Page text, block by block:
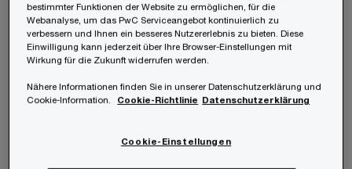
10 (Dividenden), Art 11 (Zinsen) sowie Art 13
können nunmehr Österreich als auch Belarus sind
entsprechende Einkünfte aufgrund nationaler
Bestimmungen besteuern, wodurch es zu
einer Doppelbesteuerung kommen kann:
bestimmter Funktionen der Website zu ermöglichen, für die
Webanalyse, um das PwC Serviceangebot kontinuierlich zu
verbessern und Ihnen ein besseres Nutzererlebnis zu bieten. Diese
Einwilligung kann jederzeit über Ihre Browser-Einstellungen mit
Wirkung für die Zukunft widerrufen werden.
Nähere Informationen finden Sie in unserer Datenschutzerklärung und
Cookie-Information.
Cookie-Richtlinie Datenschutzerklärung
Cookie-Einstellungen